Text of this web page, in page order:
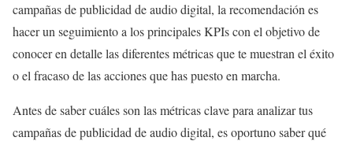
campañas de publicidad de audio digital, la recomendación es
hacer un seguimiento a los principales KPIs con el objetivo de
conocer en detalle las diferentes métricas que te muestran el éxito
o el fracaso de las acciones que has puesto en marcha.
Antes de saber cuáles son las métricas clave para analizar tus
campañas de publicidad de audio digital, es oportuno saber qué